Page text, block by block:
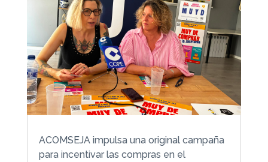
ACOMSEJA impulsa una original campaña
para incentivar las compras en el